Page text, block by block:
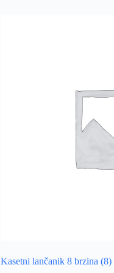
Kasetni lančanik 8 brzina (8)